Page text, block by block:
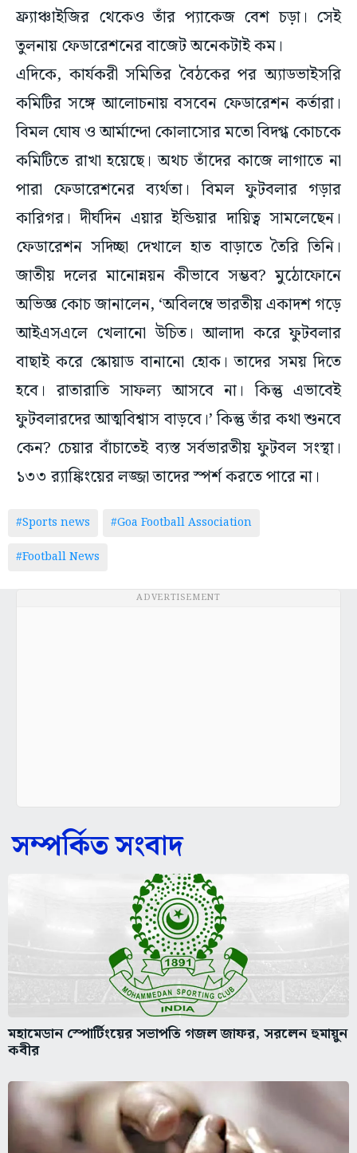
ফ্র্যাঞ্চাইজির থেকেও তাঁর প্যাকেজ বেশ চড়া। সেই
তুলনায় ফেডারেশনের বাজেট অনেকটাই কম।
এদিকে, কার্যকরী সমিতির বৈঠকের পর অ্যাডভাইসরি
কমিটির সঙ্গে আলোচনায় বসবেন ফেডারেশন কর্তারা।
বিমল ঘোষ ও আর্মান্দো কোলাসোর মতো বিদগ্ধ কোচকে
কমিটিতে রাখা হয়েছে। অথচ তাঁদের কাজে লাগাতে না
পারা ফেডারেশনের ব্যর্থতা। বিমল ফুটবলার গড়ার
কারিগর। দীর্ঘদিন এয়ার ইন্ডিয়ার দায়িত্ব সামলেছেন।
ফেডারেশন সদিচ্ছা দেখালে হাত বাড়াতে তৈরি তিনি।
জাতীয় দলের মানোন্নয়ন কীভাবে সম্ভব? মুঠোফোনে
অভিজ্ঞ কোচ জানালেন, ‘অবিলম্বে ভারতীয় একাদশ গড়ে
আইএসএলে খেলানো উচিত। আলাদা করে ফুটবলার
বাছাই করে স্কোয়াড বানানো হোক। তাদের সময় দিতে
হবে। রাতারাতি সাফল্য আসবে না। কিন্তু এভাবেই
ফুটবলারদের আত্মবিশ্বাস বাড়বে।’ কিন্তু তাঁর কথা শুনবে
কেন? চেয়ার বাঁচাতেই ব্যস্ত সর্বভারতীয় ফুটবল সংস্থা।
১৩৩ র‌্যাঙ্কিংয়ের লজ্জা তাদের স্পর্শ করতে পারে না।
#Sports news
#Goa Football Association
#Football News
ADVERTISEMENT
সম্পর্কিত সংবাদ
মহামেডান স্পোর্টিংয়ের সভাপতি গজল জাফর, সরলেন হুমায়ুন
কবীর